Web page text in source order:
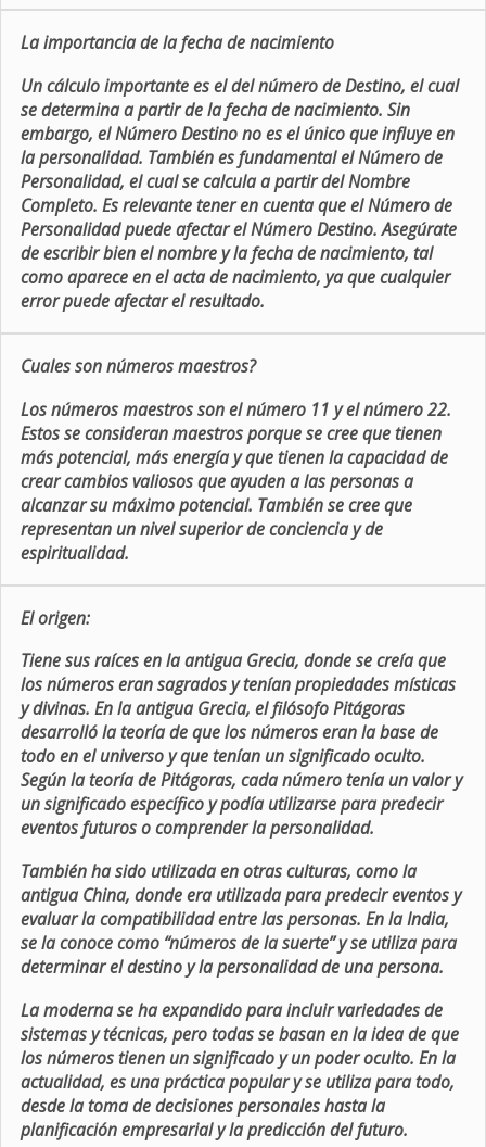
La importancia de la fecha de nacimiento
Un cálculo importante es el del número de Destino, el cual
se determina a partir de la fecha de nacimiento. Sin
embargo, el Número Destino no es el único que influye en
la personalidad. También es fundamental el Número de
Personalidad, el cual se calcula a partir del Nombre
Completo. Es relevante tener en cuenta que el Número de
Personalidad puede afectar el Número Destino. Asegúrate
de escribir bien el nombre y la fecha de nacimiento, tal
como aparece en el acta de nacimiento, ya que cualquier
error puede afectar el resultado.
Cuales son números maestros?
Los números maestros son el número 11 y el número 22.
Estos se consideran maestros porque se cree que tienen
más potencial, más energía y que tienen la capacidad de
crear cambios valiosos que ayuden a las personas a
alcanzar su máximo potencial. También se cree que
representan un nivel superior de conciencia y de
espiritualidad.
El origen:
Tiene sus raíces en la antigua Grecia, donde se creía que
los números eran sagrados y tenían propiedades místicas
y divinas. En la antigua Grecia, el filósofo Pitágoras
desarrolló la teoría de que los números eran la base de
todo en el universo y que tenían un significado oculto.
Según la teoría de Pitágoras, cada número tenía un valor y
un significado específico y podía utilizarse para predecir
eventos futuros o comprender la personalidad.
También ha sido utilizada en otras culturas, como la
antigua China, donde era utilizada para predecir eventos y
evaluar la compatibilidad entre las personas. En la India,
se la conoce como “números de la suerte” y se utiliza para
determinar el destino y la personalidad de una persona.
La moderna se ha expandido para incluir variedades de
sistemas y técnicas, pero todas se basan en la idea de que
los números tienen un significado y un poder oculto. En la
actualidad, es una práctica popular y se utiliza para todo,
desde la toma de decisiones personales hasta la
planificación empresarial y la predicción del futuro.